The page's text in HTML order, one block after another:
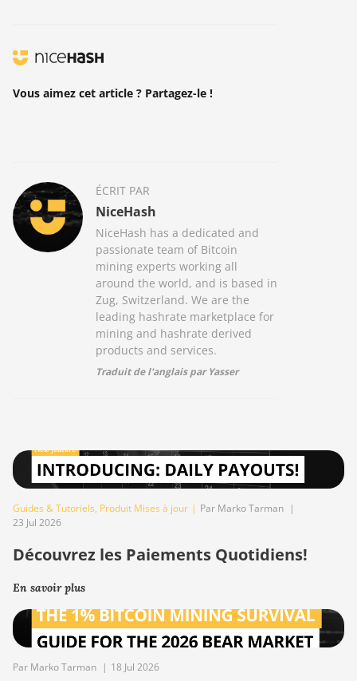
Vous aimez cet article ? Partagez-le !
ÉCRIT PAR
NiceHash
NiceHash has a dedicated and
passionate team of Bitcoin
mining experts working all
around the world, and is based in
Zug, Switzerland. We are the
leading hashrate marketplace for
mining and hashrate derived
products and services.
Traduit de l'anglais par Yasser
Guides & Tutoriels, Produit Mises à jour | Par Marko Tarman |
23 Jul 2026
Découvrez les Paiements Quotidiens!
En savoir plus
Par Marko Tarman | 18 Jul 2026